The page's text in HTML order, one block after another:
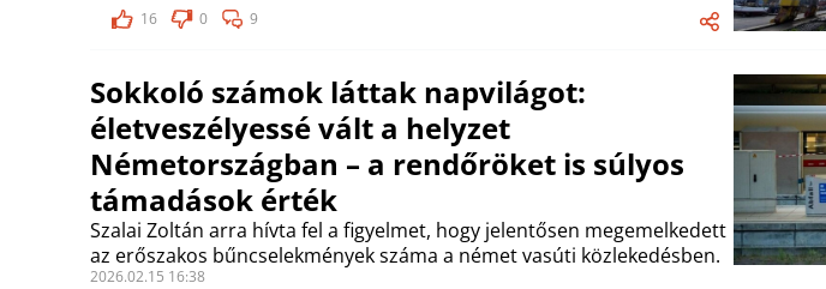
16
0 9
Sokkoló számok láttak napvilágot:
életveszélyessé vált a helyzet
Németországban – a rendőröket is súlyos
támadások érték
Szalai Zoltán arra hívta fel a figyelmet, hogy jelentősen megemelkedett
az erőszakos bűncselekmények száma a német vasúti közlekedésben.
2026.02.15 16:38